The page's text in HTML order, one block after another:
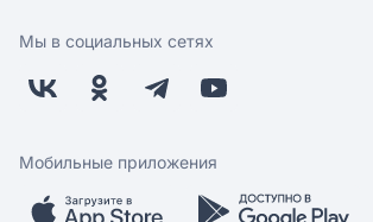
Поставщикам
Заводчикам
Обратная связь
Оплата
Бонусная программа
Скидки и акции
Мобильное приложение
Мы в социальных сетях
Мобильные приложения